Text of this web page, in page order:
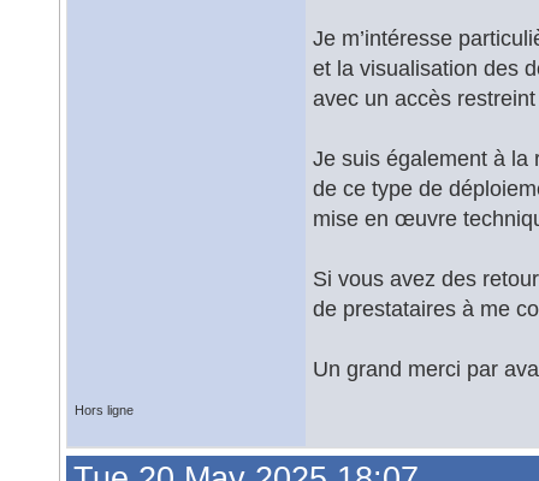
Je m’intéresse
et la visualisation des
avec un accès
Je suis également à la
de ce type de
mise en œuvre
Si vous avez des
de prestataires à me
Un grand merci par
Hors ligne